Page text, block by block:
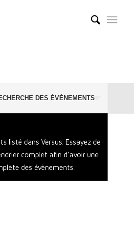
› Versus
DES ÉVÈNEMENTS
listé dans Versus. Essayez de
complet afin d’avoir une
des évènements.